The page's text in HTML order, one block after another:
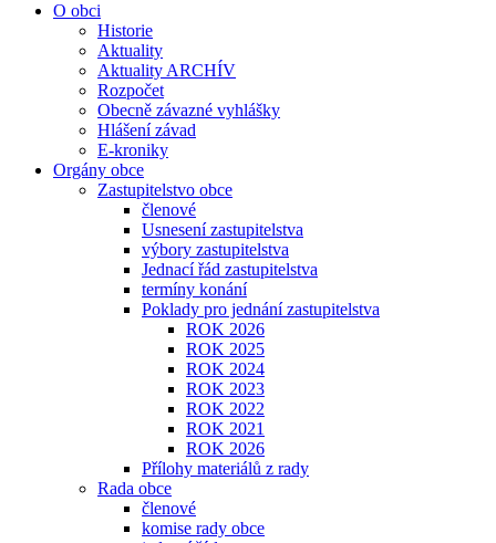
O obci
Historie
Aktuality
Aktuality ARCHÍV
Rozpočet
Obecně závazné vyhlášky
Hlášení závad
E-kroniky
Orgány obce
Zastupitelstvo obce
členové
Usnesení zastupitelstva
výbory zastupitelstva
Jednací řád zastupitelstva
termíny konání
Poklady pro jednání zastupitelstva
ROK 2026
ROK 2025
ROK 2024
ROK 2023
ROK 2022
ROK 2021
ROK 2026
Přílohy materiálů z rady
Rada obce
členové
komise rady obce